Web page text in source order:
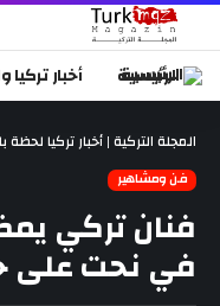
الرئيسية أخبار تركيا
المجلة التركية | أخبار تركيا
فن ومشاهير
في نحت على